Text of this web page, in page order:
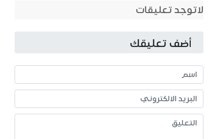
لاتوجد تعليقات
أضف تعليقك